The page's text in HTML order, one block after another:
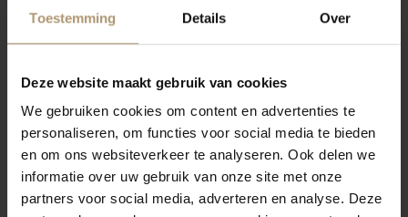
Toestemming Details Over
Deze website maakt gebruik van cookies
We gebruiken cookies om content en advertenties te
personaliseren, om functies voor social media te bieden
en om ons websiteverkeer te analyseren. Ook delen we
informatie over uw gebruik van onze site met onze
partners voor social media, adverteren en analyse. Deze
Eten & Drinken
Serveren bij dessert met noten, amandel of caramelijs en
stracciatella. Heerlijk bij een crema catalana, bijna, maar niet
Ideale serveertemperatuur is 13°C.
Vinificatie
Traditioneel met lagering op oude eiken vaten gedurende 7 jaar